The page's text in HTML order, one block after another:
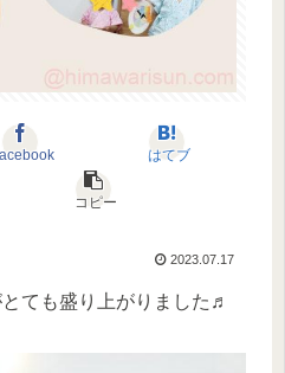
はてブ
コピー
2023.07.17
ても盛り上がりました♬